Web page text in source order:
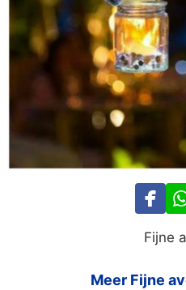
Fijne
Meer Fijne